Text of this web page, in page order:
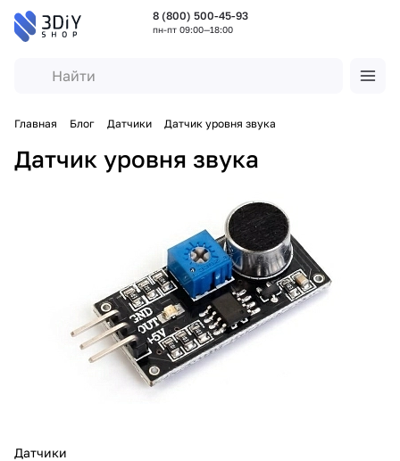
8 (800) 500-45-93
пн-пт 09:00—18:00
Главная Блог Датчики Датчик уровня звука
Датчик уровня звука
Датчики